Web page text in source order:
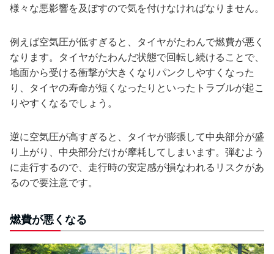
様々な悪影響を及ぼすので気を付けなければなりません。
例えば空気圧が低すぎると、タイヤがたわんで燃費が悪く
なります。タイヤがたわんだ状態で回転し続けることで、
地面から受ける衝撃が大きくなりパンクしやすくなった
り、タイヤの寿命が短くなったりといったトラブルが起こ
りやすくなるでしょう。
逆に空気圧が高すぎると、タイヤが膨張して中央部分が盛
り上がり、中央部分だけが摩耗してしまいます。弾むよう
に走行するので、走行時の安定感が損なわれるリスクがあ
るので要注意です。
燃費が悪くなる